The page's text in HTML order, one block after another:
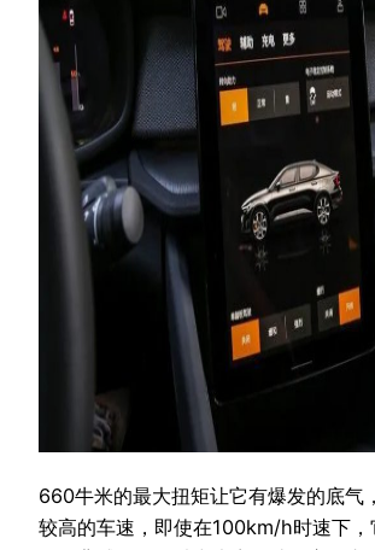
660牛米的最大扭矩让它有爆发的底气
较高的车速，即使在100km/h时速下，